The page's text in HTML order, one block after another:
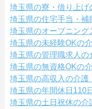
埼玉県の寮・借り上げ
埼玉県の住宅手当・補
埼玉県のオープニング
埼玉県の未経験OKの
埼玉県の管理職求人の
埼玉県の無資格OKの
埼玉県の高収入の介護
埼玉県の年間休日110
埼玉県の土日祝休の介